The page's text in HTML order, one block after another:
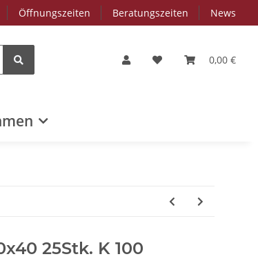
Öffnungszeiten Beratungszeiten News
0,00 €
25Stk. K 100